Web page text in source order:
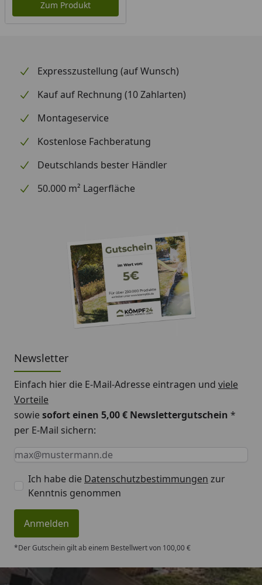
Zum Produkt
Expresszustellung (auf Wunsch)
Kauf auf Rechnung (10 Zahlarten)
Montageservice
Kostenlose Fachberatung
Deutschlands bester Händler
50.000 m² Lagerfläche
Newsletter
Einfach hier die E-Mail-Adresse eintragen und viele
Vorteile
sowiesofort einen 5,00 € Newslettergutschein *
per E-Mail sichern:
Keine Eingabe erforderlich
Eingabe erforderlich
E-Mail *
Ich habe die Datenschutzbestimmungen zur
Kenntnis genommen
Anmelden
*Der Gutschein gilt ab einem Bestellwert von 100,00 €